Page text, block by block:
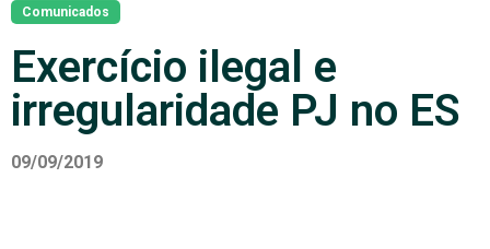
Comunicados
Exercício ilegal e
irregularidade PJ no ES
09/09/2019